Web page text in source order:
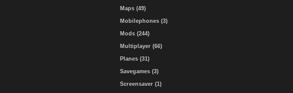
Maps (49)
Mobilephones (3)
Mods (244)
Multiplayer (66)
Planes (31)
Savegames (3)
Screensaver (1)